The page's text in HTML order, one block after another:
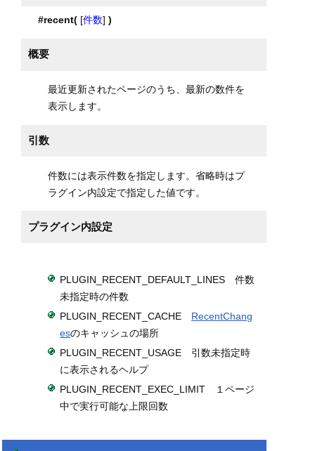
#recent([件数] )
概要
最近更新されたページのうち、最新の数件を
表示します。
引数
件数には表示件数を指定します。省略時はプ
ラグイン内設定で指定した値です。
プラグイン内設定
PLUGIN_RECENT_DEFAULT_LINES 件数
未指定時の件数
PLUGIN_RECENT_CACHE RecentChang
esのキャッシュの場所
PLUGIN_RECENT_USAGE 引数未指定時
に表示されるヘルプ
PLUGIN_RECENT_EXEC_LIMIT １ページ
中で実行可能な上限回数